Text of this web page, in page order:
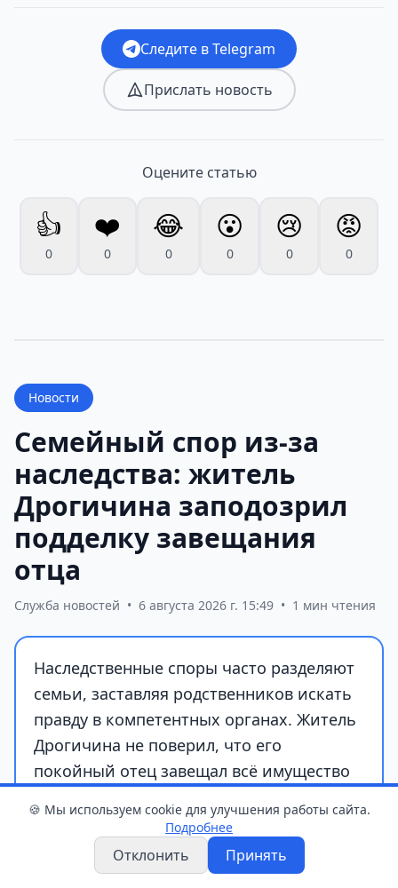
Следите в Telegram
Прислать новость
Оцените статью
👍
0
❤️
0
😂
0
😮
0
😢
0
😡
0
Новости
Семейный спор из-за
наследства: житель
Дрогичина заподозрил
подделку завещания
отца
Служба новостей • 6 августа 2026 г. 15:49 • 1 мин чтения
Наследственные споры часто разделяют
семьи, заставляя родственников искать
правду в компетентных органах. Житель
Дрогичина не поверил, что его
покойный отец завещал всё имущество
документа. Однако вмешательство
специалистов помогло разрешить
конфликт и подтвердить подлинность
🍪 Мы используем cookie для улучшения работы сайта.
Подробнее
Отклонить Принять